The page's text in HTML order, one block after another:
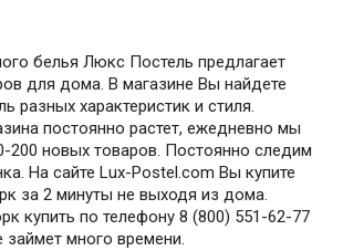
белья Люкс Постель предлагает
для дома. В магазине Вы найдете
разных характеристик и стиля.
постоянно растет, ежедневно мы
200 новых товаров. Постоянно следим
На сайте Lux-Postel.com Вы купите
за 2 минуты не выходя из дома.
купить по телефону 8 (800) 551-62-77
займет много времени.